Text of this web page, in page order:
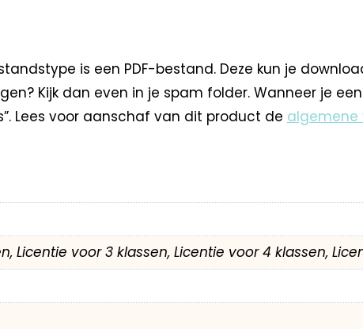
is een PDF-bestand. Deze kun je
Kijk dan even in je spam folder. Wanneer je
Lees voor aanschaf van dit product de algemene
Licentie voor 3 klassen, Licentie voor 4 klassen,